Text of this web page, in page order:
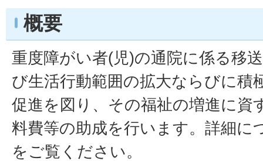
概要
重度障がい者(児)の通院に係る移
び生活行動範囲の拡大ならびに積
促進を図り、その福祉の増進に資
料費等の助成を行います。詳細に
をご覧ください。